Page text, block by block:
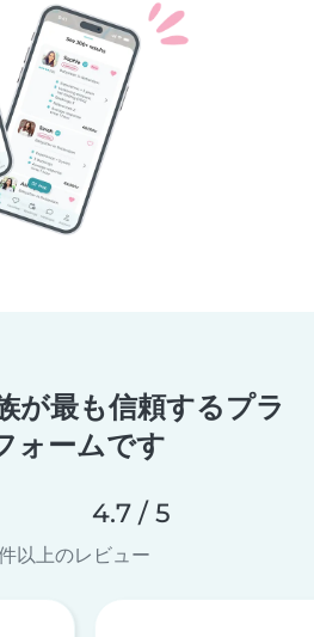
が最も信頼するプラ
ォームです
4.7 / 5
以上のレビュー